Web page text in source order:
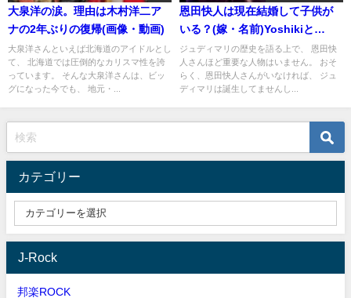
大泉洋の涙。理由は木村洋二ア
ナの2年ぶりの復帰(画像・動画)
大泉洋さんといえば北海道のアイドルとし
て、 北海道では圧倒的なカリスマ性を誇
っています。 そんな大泉洋さんは、ビッ
グになった今でも、 地元・...
恩田快人は現在結婚して子供が
いる？(嫁・名前)Yoshikiと
TAKUYA。作曲ベースの活動で
自宅は？( 画像・動画)
ジュディマリの歴史を語る上で、 恩田快
人さんほど重要な人物はいません。 おそ
らく、恩田快人さんがいなければ、 ジュ
ディマリは誕生してませんし...
カテゴリー
J-Rock
邦楽ROCK